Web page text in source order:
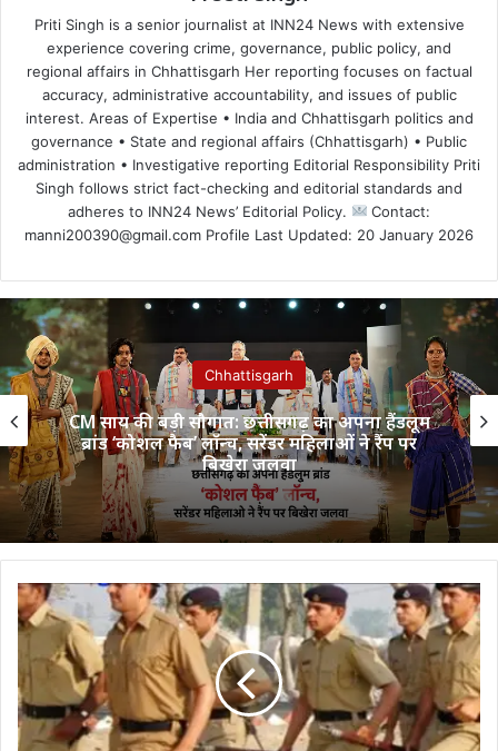
Priti Singh is a senior journalist at INN24 News with extensive
experience covering crime, governance, public policy, and
regional affairs in Chhattisgarh Her reporting focuses on factual
accuracy, administrative accountability, and issues of public
interest. Areas of Expertise • India and Chhattisgarh politics and
governance • State and regional affairs (Chhattisgarh) • Public
administration • Investigative reporting Editorial Responsibility Priti
Singh follows strict fact-checking and editorial standards and
adheres to INN24 News’ Editorial Policy.
Contact:
manni200390@gmail.com Profile Last Updated: 20 January 2026
Chhattisgarh
CM साय की बड़ी सौगात: छत्तीसगढ़ का अपना हैंडलूम
ब्रांड ‘कोशल फैब’ लॉन्च, सरेंडर महिलाओं ने रैंप पर
बिखेरा जलवा
CG
Police
Constable
Bharti:
व्यापम
ने
जारी